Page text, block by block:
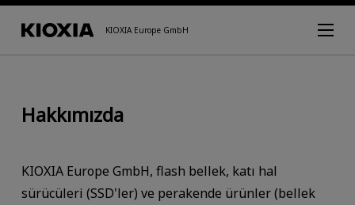
KIOXIA Europe GmbH
Hakkımızda
KIOXIA Europe GmbH, flash bellek, katı hal
sürücüleri (SSD'ler) ve perakende ürünler (bellek